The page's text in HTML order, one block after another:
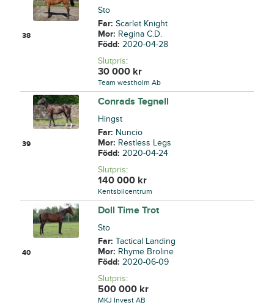
38
Sto
Far:Scarlet Knight
Mor: Regina C.D.
Född:2020-04-28
Slutpris:
30 000 kr
Team westholm Ab
39
Conrads Tegnell
Hingst
Far: Nuncio
Mor: Restless Legs
Född:2020-04-24
Slutpris:
140 000 kr
Kentsbilcentrum
40
Doll Time Trot
Sto
Far:Tactical Landing
Mor: Rhyme Broline
Född:2020-06-09
Slutpris:
500 000 kr
MKJ Invest AB